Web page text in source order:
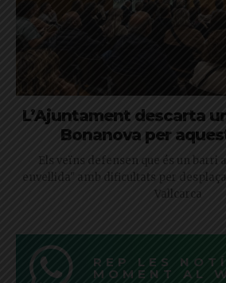
L’Ajuntament descarta
Bonanova per
Els veïns defensen que és un barri
envellida" amb dificultats per
Vallcarca
REP LES
MOMENT AL